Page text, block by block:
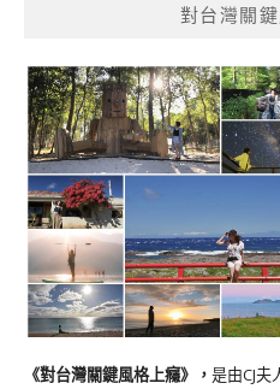
對台灣關
《對台灣關鍵風格上癮》 ， 是由CJ